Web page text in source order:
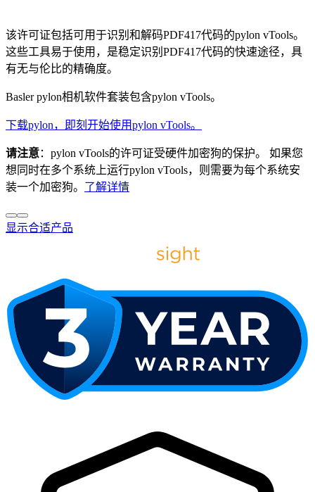
该许可证包括可用于识别和解码PDF417代码的pylon vTools。
这些工具易于使用，是稳定识别PDF417代码的快速途径，具
有无与伦比的精确度。
Basler pylon相机软件套装包含pylon vTools。
下载pylon，即刻开始使用pylon vTools。
请注意：pylon vTools的许可证受硬件加密狗的保护。 如果您
想同时在多个系统上运行pylon vTools，则需要为每个系统安
装一个加密狗。 了解详情
显示合适产品